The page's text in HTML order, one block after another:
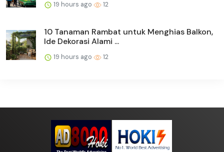
19 hours ago 12
10 Tanaman Rambat untuk Menghias Balkon,
Ide Dekorasi Alami ...
19 hours ago 12